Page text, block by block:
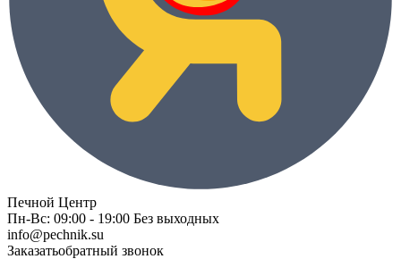
Печной Центр
Пн-Вс: 09:00 - 19:00 Без выходных
info@pechnik.su
Заказатьобратный звонок